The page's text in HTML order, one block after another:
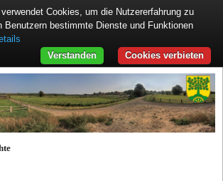
Cookies, um die Nutzererfahrung zu
Benutzern bestimmte Dienste und Funktionen
Cookies verbieten
Verstanden